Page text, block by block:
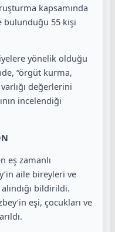
kapsamında
bulunduğu 55 kişi
yönelik olduğu
“örgüt kurma,
değerlerini
incelendiği
eş zamanlı
aile bireyleri ve
bildirildi.
eşi, çocukları ve